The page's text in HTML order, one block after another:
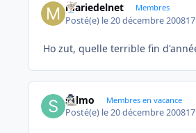
mariedelnet Membres
Posté(e) le 20 décembre 2008
Ho zut, quelle terrible fin
sylmo Membres en vacance
Posté(e) le 20 décembre 2008